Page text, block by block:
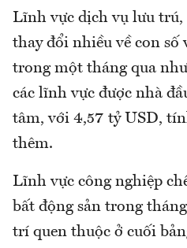
Lĩnh vực dịch vụ lưu trú,
thay đổi nhiều về con số
trong một tháng qua
các lĩnh vực được nhà
tâm, với 4,57 tỷ USD,
thêm.
Lĩnh vực công nghiệp
bất động sản trong
trí quen thuộc ở cuối